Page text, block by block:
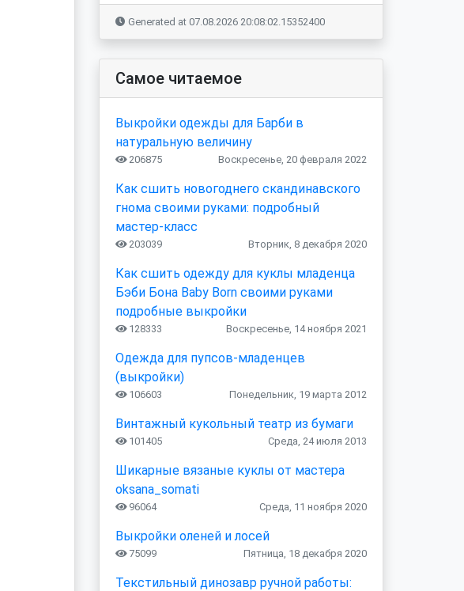
Generated at 07.08.2026 20:08:02.15352400
Самое читаемое
Выкройки одежды для Барби в
натуральную величину
206875 Воскресенье, 20 февраля 2022
Как сшить новогоднего скандинавского
гнома своими руками: подробный
мастер-класс
203039 Вторник, 8 декабря 2020
Как сшить одежду для куклы младенца
Бэби Бона Baby Born своими руками
подробные выкройки
128333 Воскресенье, 14 ноября 2021
Одежда для пупсов-младенцев
(выкройки)
106603 Понедельник, 19 марта 2012
Винтажный кукольный театр из бумаги
101405 Среда, 24 июля 2013
Шикарные вязаные куклы от мастера
oksana_somati
96064 Среда, 11 ноября 2020
Выкройки оленей и лосей
75099 Пятница, 18 декабря 2020
Текстильный динозавр ручной работы: